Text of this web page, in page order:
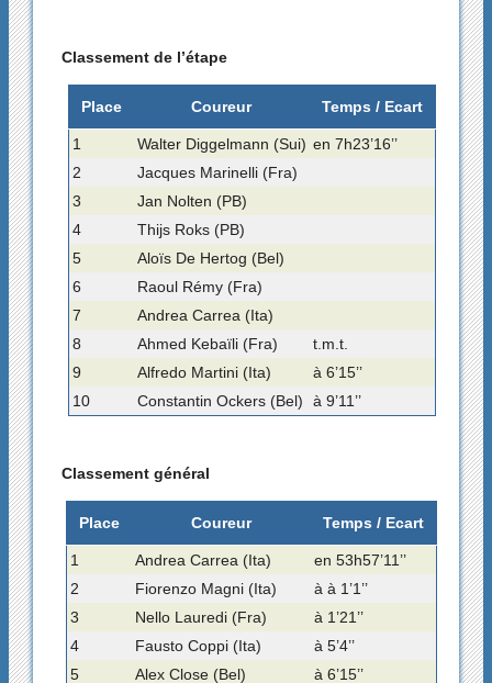
Classement de l’étape
Place Coureur Temps / Ecart
1 Walter Diggelmann (Sui) en 7h23’16’’
2
Jacques Marinelli (Fra)
3
Jan Nolten (PB)
4
Thijs Roks (PB)
5
Aloïs De Hertog (Bel)
6
Raoul Rémy (Fra)
7
Andrea Carrea (Ita)
8
Ahmed Kebaïli (Fra)
t.m.t.
9
Alfredo Martini (Ita)
à 6’15’’
10
Constantin Ockers (Bel) à 9’11’’
Classement général
Place Coureur Temps / Ecart
1 Andrea Carrea (Ita)
en 53h57’11’’
2
Fiorenzo Magni (Ita)
à à 1’1’’
3
Nello Lauredi (Fra)
à 1’21’’
4
Fausto Coppi (Ita)
à 5’4’’
5
Alex Close (Bel) à 6’15’’